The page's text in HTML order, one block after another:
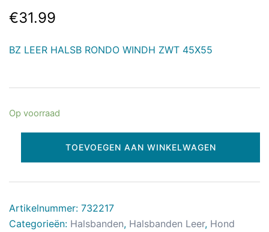
€31.99
BZ LEER HALSB RONDO WINDH ZWT 45X55
Op voorraad
TOEVOEGEN AAN WINKELWAGEN
Artikelnummer: 732217
Categorieën: Halsbanden, Halsbanden Leer, Hond